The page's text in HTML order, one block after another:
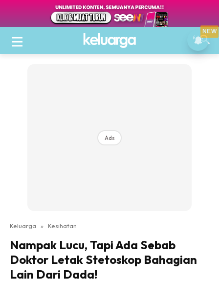
Ads
Keluarga » Kesihatan
Nampak Lucu, Tapi Ada Sebab
Doktor Letak Stetoskop Bahagian
Lain Dari Dada!
NEW